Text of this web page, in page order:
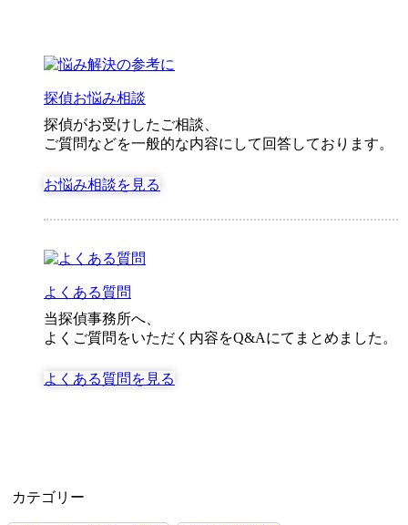
５
探偵お悩み相談
探偵がお受けしたご相談、
ご質問などを一般的な内容にして回答しております。
お悩み相談を見る
よくある質問
当探偵事務所へ、
よくご質問をいただく内容をQ&Aにてまとめました。
よくある質問を見る
カテゴリー